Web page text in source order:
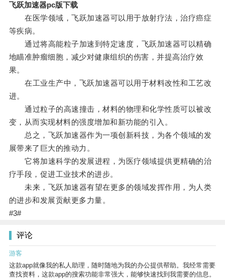
飞跃加速器pc版下载
在医学领域，飞跃加速器可以用于放射疗法，治疗癌症
等疾病。
通过将高能粒子加速到特定速度，飞跃加速器可以精确
地瞄准肿瘤细胞，减少对健康组织的伤害，并提高治疗效
果。
在工业生产中，飞跃加速器可以用于材料改性和工艺改
进。
通过粒子的高速撞击，材料的物理和化学性质可以被改
变，从而实现材料的强度增加和新功能的引入。
总之，飞跃加速器作为一项创新科技，为各个领域的发
展带来了巨大的推动力。
它将加速科学的发展进程，为医疗领域提供更精确的治
疗手段，促进工业技术的进步。
未来，飞跃加速器有望在更多的领域发挥作用，为人类
的进步和发展贡献更多力量。
#3#
评论
游客
这款app就像我的私人助理，随时随地为我的办公提供帮助。我经常需要
查找资料，这款app的搜索功能非常强大，能够快速找到我需要的信息。